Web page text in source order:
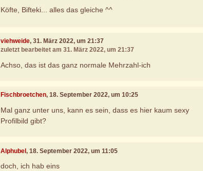
Köfte, Bifteki... alles das gleiche ^^
viehweide, 31. März 2022, um 21:37
zuletzt bearbeitet am 31. März 2022, um 21:37
Achso, das ist das ganz normale Mehrzahl-ich
Fischbroetchen, 18. September 2022, um 10:25
Mal ganz unter uns, kann es sein, dass es hier kaum sexy
Profilbild gibt?
Alphubel, 18. September 2022, um 11:05
doch, ich hab eins